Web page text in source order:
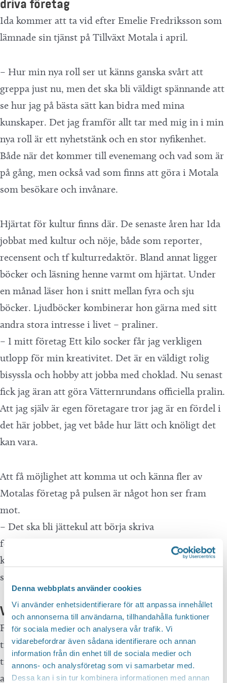
Denna webbplats använder cookies
Vi använder enhetsidentifierare för att anpassa innehållet
och annonserna till användarna, tillhandahålla funktioner
för sociala medier och analysera vår trafik. Vi
vidarebefordrar även sådana identifierare och annan
information från din enhet till de sociala medier och
annons- och analysföretag som vi samarbetar med.
Dessa kan i sin tur kombinera informationen med annan
driva företag
Ida kommer att ta vid efter Emelie Fredriksson som
lämnade sin tjänst på Tillväxt Motala i april.
– Hur min nya roll ser ut känns ganska svårt att
greppa just nu, men det ska bli väldigt spännande att
se hur jag på bästa sätt kan bidra med mina
kunskaper. Det jag framför allt tar med mig in i min
nya roll är ett nyhetstänk och en stor nyfikenhet.
Både när det kommer till evenemang och vad som är
på gång, men också vad som finns att göra i Motala
som besökare och invånare.
Hjärtat för kultur finns där. De senaste åren har Ida
jobbat med kultur och nöje, både som reporter,
recensent och tf kulturredaktör. Bland annat ligger
böcker och läsning henne varmt om hjärtat. Under
en månad läser hon i snitt mellan fyra och sju
böcker. Ljudböcker kombinerar hon gärna med sitt
andra stora intresse i livet – praliner.
– I mitt företag Ett kilo socker får jag verkligen
utlopp för min kreativitet. Det är en väldigt rolig
bisyssla och hobby att jobba med choklad. Nu senast
fick jag äran att göra Vätternrundans officiella pralin.
Att jag själv är egen företagare tror jag är en fördel i
det här jobbet, jag vet både hur lätt och knöligt det
kan vara.
Att få möjlighet att komma ut och känna fler av
Motalas företag på pulsen är något hon ser fram
mot.
– Det ska bli jättekul att börja skriva
företagsreportage! Att träffa drivna personer som
kan inspirera andra. Att berätta lite mer om dem
som sticker ut och vågar göra saker.
Vill att fler ska upptäcka Motala
För två år sedan gick flyttlasset från huset på Öland
till familjens nya hem på Östermalmsgatan. Att vara
tillbaka i Motala efter att i så många år ha bott i
andra städer har gjort att hon ser på sin hemstad